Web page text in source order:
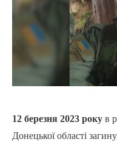
12 березня 2023 року в
Донецької області